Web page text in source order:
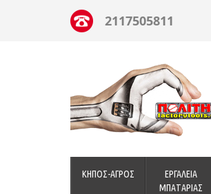
2117505811
ΚΗΠΟΣ-ΑΓΡΟΣ
ΕΡΓΑΛΕΙΑ
ΜΠΑΤΑΡΙΑΣ